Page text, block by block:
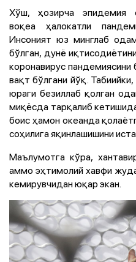
Хўш, ҳозирча эпидемия
воқеа ҳалокатли
Инсоният юз минглаб
бўлган, дунё
коронавирус пандемиясини
вақт бўлгани йўқ.
юраги безиллаб қолган
миқёсда тарқалиб
боис ҳамон океанда
соҳилига яқинлашишини
Маълумотга кўра,
аммо эҳтимолий хавфи
кемирувчидан юқар экан.